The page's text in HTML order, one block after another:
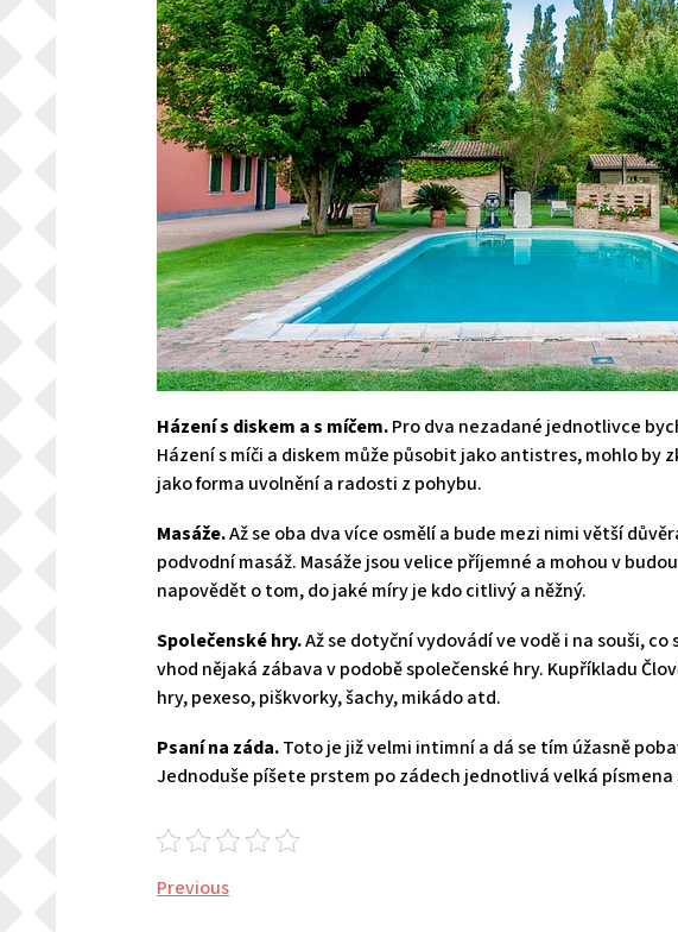
Házení s diskem a s míčem.Pro dva nezadané jednotlivce
Házení s míči a diskem může působit jako antistres, mohlo by
jako forma uvolnění a radosti z pohybu.
Masáže.Až se oba dva více osmělí a bude mezi nimi větší
podvodní masáž. Masáže jsou velice příjemné a mohou v
napovědět o tom, do jaké míry je kdo citlivý a něžný.
Společenské hry.Až se dotyční vydovádí ve vodě i na souši,
vhod nějaká zábava v podobě společenské hry. Kupříkladu
hry, pexeso, piškvorky, šachy, mikádo atd.
Psaní na záda.Toto je již velmi intimní a dá se tím úžasně
Jednoduše píšete prstem po zádech jednotlivá velká
Navigace
Previous
Previous